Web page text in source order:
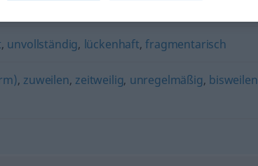
, unvollständig, lückenhaft,fragmentarisch
, zuweilen, zeitweilig, unregelmäßig, bisweilen